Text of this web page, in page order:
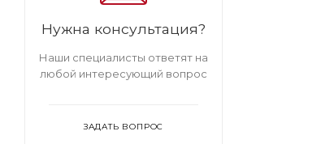
Раздвижные и раскладные большие
Нужна консультация?
Наши специалисты ответят на
любой интересующий вопрос
ЗАДАТЬ ВОПРОС